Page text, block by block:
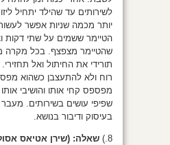
לשירותים עד שהילד יתחיל
יותר מכמה שניות אפשר
הטיימר ששמים על שתי דקות
שהטיימר מצפצף. בכל מקרה
תורידי את החיתול ואל
רוח ולא להתעצבן כשהוא
מפספס קחי אותו והושיבי
שפיפי עושים בשירותים.
בעיסוק ודיבור בנושא.
8.)
שאלה: (שירן אטיאס